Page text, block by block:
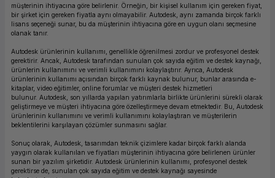
Bileşenleri
müşterinin ihtiyacına göre belirlenir. Örneğin, bir kişisel kullanım için gereken fiyat,
bir şirket için gereken fiyatla aynı olmayabilir. Autodesk, aynı zamanda birçok farklı
lisans seçeneği sunar, bu da müşterinin ihtiyacına göre en uygun olanı seçmesine
olanak tanır.
Autodesk ürünlerinin kullanımı, genellikle öğrenilmesi zordur ve profesyonel destek
gerektirir. Ancak, Autodesk tarafından sunulan çok sayıda eğitim ve destek kaynağı,
ürünlerin kullanımını ve verimli kullanımını kolaylaştırır. Ayrıca, Autodesk
ürünlerinin kullanımı açısından birçok farklı kaynak bulunur, bunlar arasında e-
kitaplar, video eğitimler, online forumlar ve müşteri destek hizmetleri
bulunur. Autodesk, son yıllarda yapılan yatırımlarla birlikte ürünlerini sürekli olarak
geliştirmeye ve müşteri ihtiyacına göre özelleştirmeye devam etmektedir. Bu, Autodesk
ürünlerinin kullanımını ve verimli kullanımını kolaylaştıran ve müşterilerin
beklentilerini karşılayan çözümler sunmasını sağlar.
Sonuç olarak, Autodesk, tasarımdan teknik çizimlere kadar birçok farklı alanda
yaygın olarak kullanılan ve fiyatları müşterinin ihtiyacına göre belirlenen ürünler
sunan bir yazılım şirketidir. Autodesk ürünlerinin kullanımı, profesyonel destek
gerektirse de, sunulan çok sayıda eğitim ve destek kaynağı sayesinde